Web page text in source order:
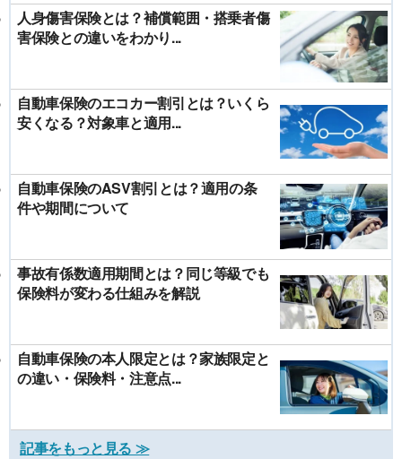
人身傷害保険とは？補償範囲・搭乗者傷
害保険との違いをわかり...
自動車保険のエコカー割引とは？いくら
安くなる？対象車と適用...
自動車保険のASV割引とは？適用の条
件や期間について
事故有係数適用期間とは？同じ等級でも
保険料が変わる仕組みを解説
自動車保険の本人限定とは？家族限定と
の違い・保険料・注意点...
記事をもっと見る ≫